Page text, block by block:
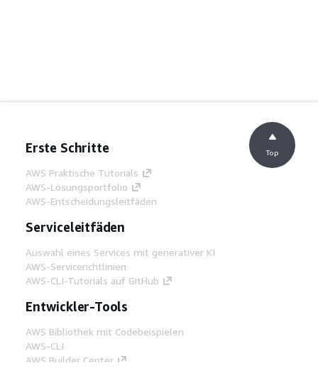
Erste Schritte
AWS Praktische Tutorials
AWS-Lösungsportfolio
AWS-Entscheidungsleitfäden
Serviceleitfäden
Auswahl eines Services mit generativer KI
AWS-Servicerichtlinien
AWS-CLI-Tutorials auf GitHub
Entwickler-Tools
AWS Bibliothek mit Codebeispielen
AWS-CLI
AWS Builder Center
Top